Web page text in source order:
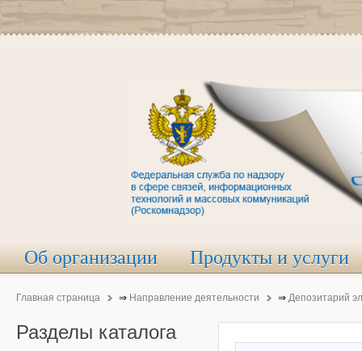
Об организации Продукты и услуги
Главная страница ⇒ Направление деятельности ⇒ Депозитарий
Разделы каталога